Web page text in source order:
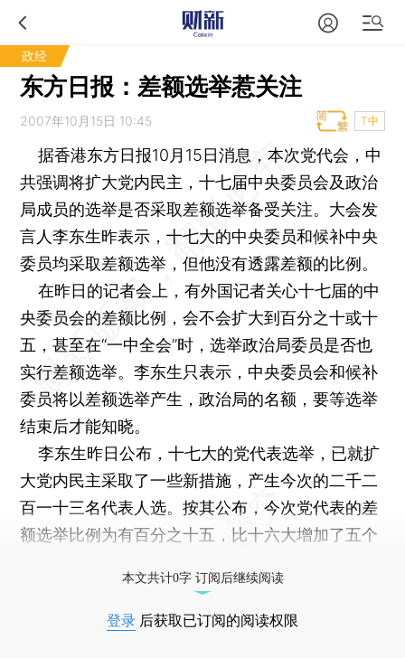
政经
东方日报：差额选举惹关注
2007年10月15日 10:45 T中
据香港东方日报10月15日消息，本次党代会，中
共强调将扩大党内民主，十七届中央委员会及政治
局成员的选举是否采取差额选举备受关注。大会发
言人李东生昨表示，十七大的中央委员和候补中央
委员均采取差额选举，但他没有透露差额的比例。
在昨日的记者会上，有外国记者关心十七届的中
央委员会的差额比例，会不会扩大到百分之十或十
五，甚至在“一中全会”时，选举政治局委员是否也
实行差额选举。李东生只表示，中央委员会和候补
委员将以差额选举产生，政治局的名额，要等选举
结束后才能知晓。
李东生昨日公布，十七大的党代表选举，已就扩
大党内民主采取了一些新措施，产生今次的二千二
百一十三名代表人选。按其公布，今次党代表的差
额选举比例为有百分之十五，比十六大增加了五个
本文共计0字 订阅后继续阅读
登录 后获取已订阅的阅读权限